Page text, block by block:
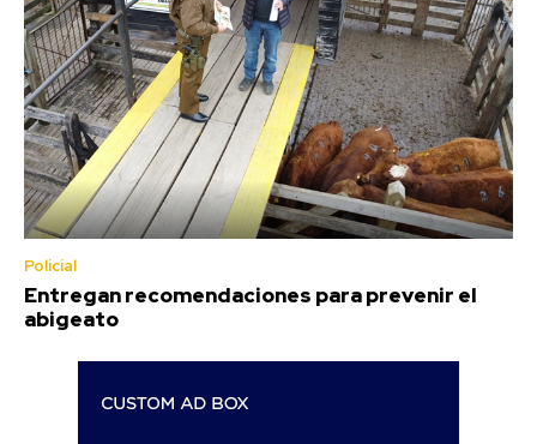
Policial
Entregan recomendaciones para prevenir el
abigeato